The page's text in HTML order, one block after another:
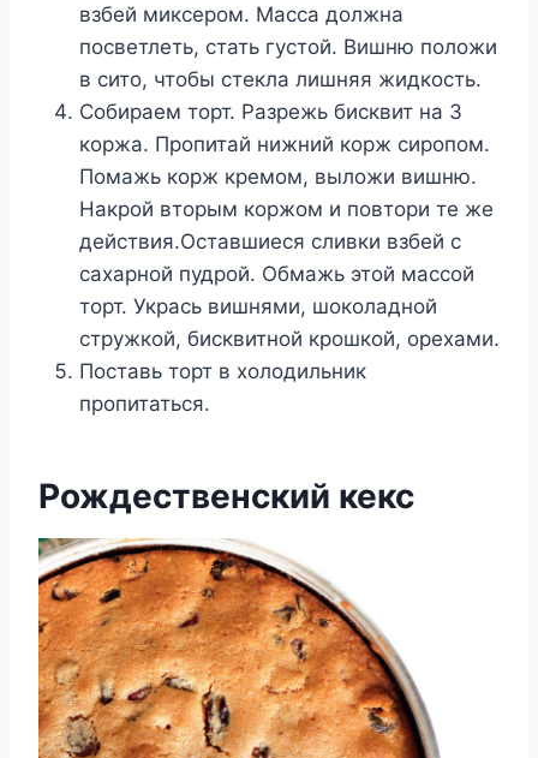
взбей миксером. Масса должна
посветлеть, стать густой. Вишню положи
в сито, чтобы стекла лишняя жидкость.
Собираем торт. Разрежь бисквит на 3
коржа. Пропитай нижний корж сиропом.
Помажь корж кремом, выложи вишню.
Накрой вторым коржом и повтори те же
действия.Оставшиеся сливки взбей с
сахарной пудрой. Обмажь этой массой
торт. Укрась вишнями, шоколадной
стружкой, бисквитной крошкой, орехами.
Поставь торт в холодильник
пропитаться.
Рождественский кекс